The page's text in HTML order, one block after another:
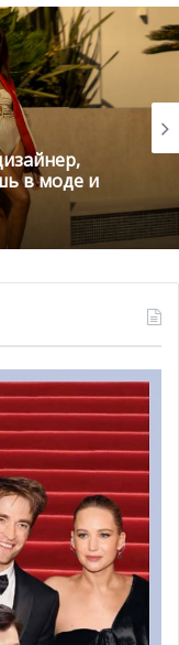
икры, имеет
серьезно
полную
от